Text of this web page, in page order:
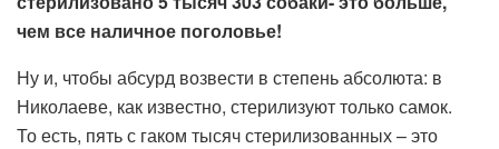
чем все наличное поголовье!
Ну и, чтобы абсурд возвести в степень абсолюта: в
Николаеве, как известно, стерилизуют только самок.
То есть, пять с гаком тысяч стерилизованных – это